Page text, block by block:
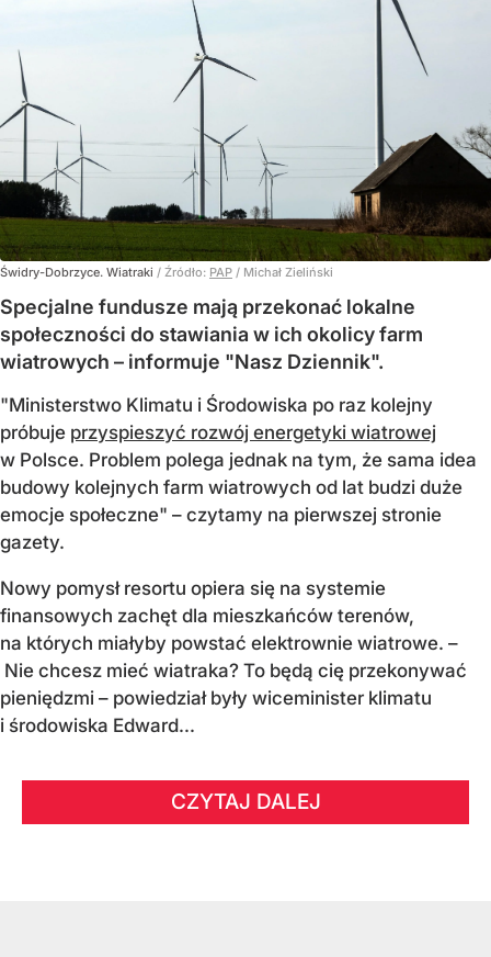
Świdry-Dobrzyce. Wiatraki / Źródło: PAP / Michał Zieliński
Specjalne fundusze mają przekonać lokalne
społeczności do stawiania w ich okolicy farm
wiatrowych – informuje "Nasz Dziennik".
"Ministerstwo Klimatu i Środowiska po raz kolejny
próbuje przyspieszyć rozwój energetyki wiatrowej
w Polsce. Problem polega jednak na tym, że sama idea
budowy kolejnych farm wiatrowych od lat budzi duże
emocje społeczne" – czytamy na pierwszej stronie
gazety.
Nowy pomysł resortu opiera się na systemie
finansowych zachęt dla mieszkańców terenów,
na których miałyby powstać elektrownie wiatrowe. –
Nie chcesz mieć wiatraka? To będą cię przekonywać
pieniędzmi – powiedział były wiceminister klimatu
i środowiska Edward...
CZYTAJ DALEJ